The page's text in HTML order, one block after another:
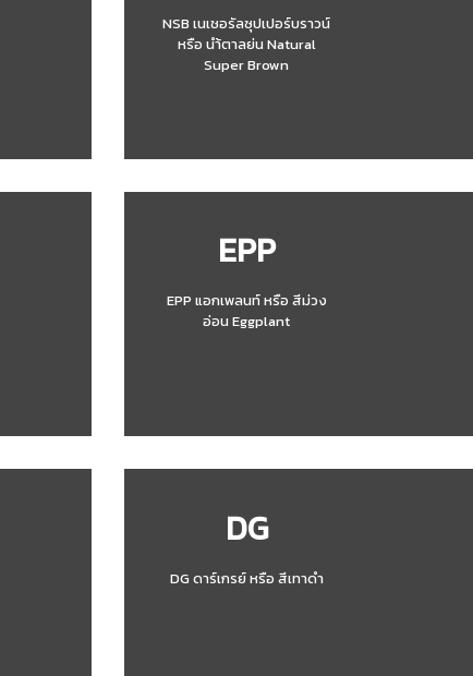
NSB เนเชอรัลซุปเปอร์บราวน์
หรือ นำ้ตาลย่น Natural
Super Brown
EPP
EPP แอกเพลนท์ หรือ สีม่วง
อ่อน Eggplant
DG
DG ดาร์เกรย์ หรือ สีเทาดำ